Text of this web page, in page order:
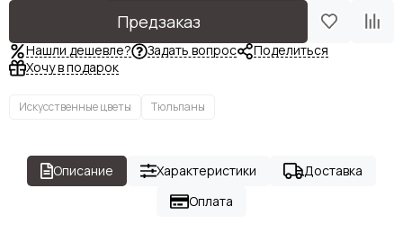
Предзаказ
Нашли дешевле? Задать вопрос
Поделиться
Хочу в подарок
Искусственные цветы Тюльпаны
Описание Характеристики
Доставка
Оплата